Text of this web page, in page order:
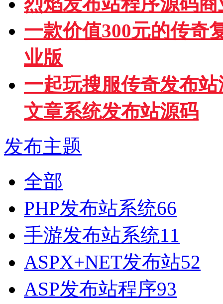
一款价值300元的传奇
业版
一起玩搜服传奇发布
文章系统发布站源码
发布主题
全部
PHP发布站系统66
手游发布站系统11
ASPX+NET发布站52
ASP发布站程序93